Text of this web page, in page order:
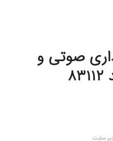
صوتی و
سایت